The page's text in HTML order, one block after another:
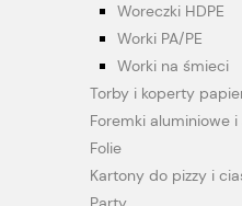
Woreczki HDPE
Worki PA/PE
Worki na śmieci
Torby i koperty
Foremki aluminiowe
Folie
Kartony do pizzy i